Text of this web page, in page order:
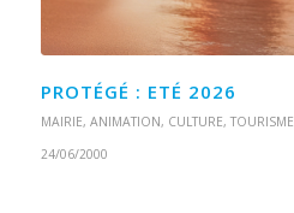
PROTÉGÉ : ETÉ 2026
MAIRIE, ANIMATION, CULTURE, TOURISME
24/06/2000